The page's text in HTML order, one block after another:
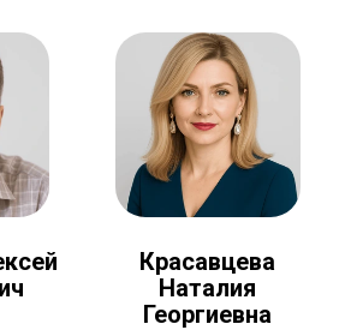
Красавцева
Наталия
Георгиевна